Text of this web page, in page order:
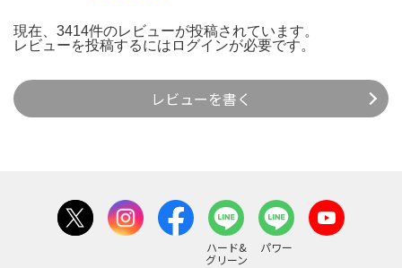
現在、3414件のレビューが投稿されています。
レビューを投稿するには ログインが必要です。
レビューを書く
ハード&
グリーン
パワー